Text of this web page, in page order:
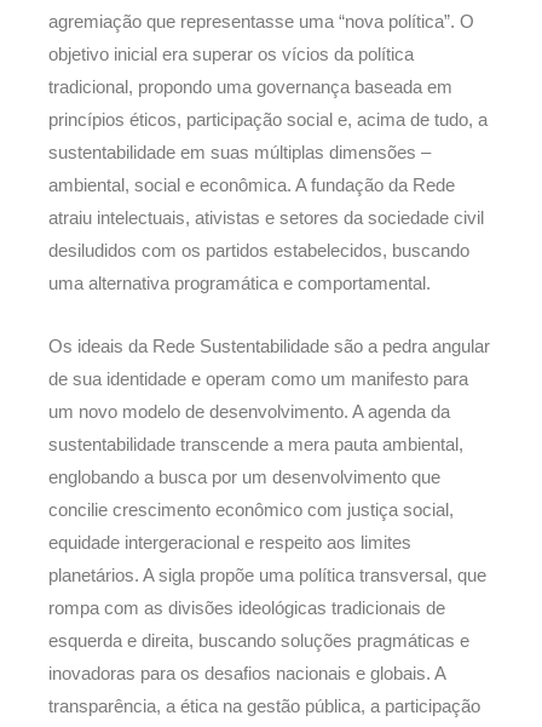
agremiação que representasse uma “nova política”. O
objetivo inicial era superar os vícios da política
tradicional, propondo uma governança baseada em
princípios éticos, participação social e, acima de tudo, a
sustentabilidade em suas múltiplas dimensões –
ambiental, social e econômica. A fundação da Rede
atraiu intelectuais, ativistas e setores da sociedade civil
desiludidos com os partidos estabelecidos, buscando
uma alternativa programática e comportamental.
Os ideais da Rede Sustentabilidade são a pedra angular
de sua identidade e operam como um manifesto para
um novo modelo de desenvolvimento. A agenda da
sustentabilidade transcende a mera pauta ambiental,
englobando a busca por um desenvolvimento que
concilie crescimento econômico com justiça social,
equidade intergeracional e respeito aos limites
planetários. A sigla propõe uma política transversal, que
rompa com as divisões ideológicas tradicionais de
esquerda e direita, buscando soluções pragmáticas e
inovadoras para os desafios nacionais e globais. A
transparência, a ética na gestão pública, a participação